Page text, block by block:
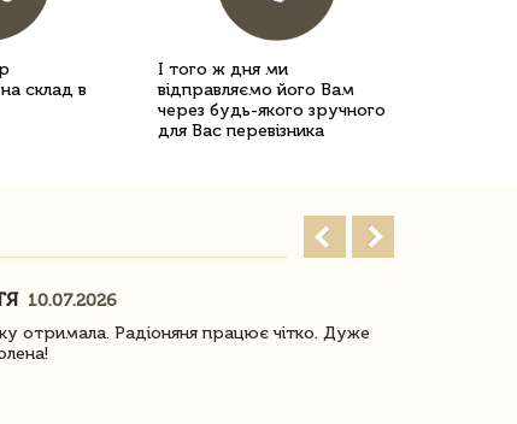
склад в
І того ж дня ми
відправляємо його Вам
через будь-якого зручного
для Вас перевізника
10.07.2026
отримала. Радіоняня працює чітко. Дуже